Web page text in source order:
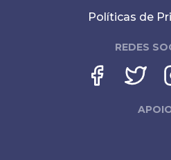
Políticas de
REDES